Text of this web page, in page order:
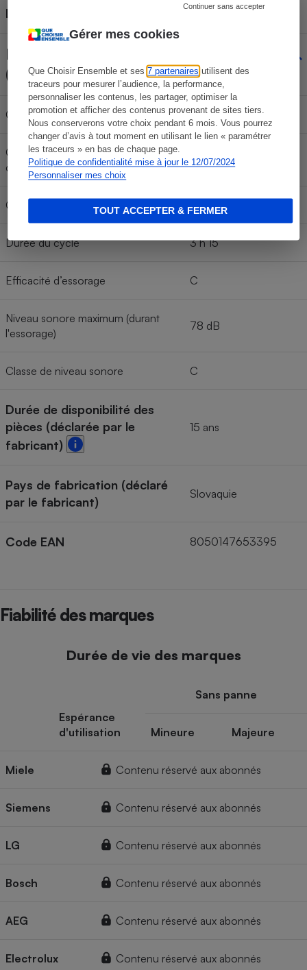
Gérer mes cookies
Que Choisir Ensemble et ses7 partenaires utilisent des
traceurs pour mesurer l’audience, la performance,
personnaliser les contenus, les partager, optimiser la
promotion et afficher des contenus provenant de sites tiers.
Nous conserverons votre choix pendant 6 mois. Vous pourrez
changer d’avis à tout moment en utilisant le lien « paramétrer
les traceurs » en bas de chaque page.
Politique de confidentialité mise à jour le 12/07/2024
Personnaliser mes choix
Continuer sans accepter
TOUT ACCEPTER & FERMER
Lave-linge connecté Non
Étiquetage énergétique
(cycle Eco40-60)
Classe énergétique C
Consommation électrique pour 100
cycles
56 Kwh/100 cycles
Consommation d’eau par cycle 43 l
Durée du cycle 3 h 15
Efficacité d’essorage C
Niveau sonore maximum (durant
l'essorage)
78 dB
Classe de niveau sonore C
Durée de disponibilité des
pièces (déclarée par le
fabricant)
15 ans
Pays de fabrication (déclaré
par le fabricant)
Slovaquie
Code EAN 8050147653395
Fiabilité des marques
Durée de vie des marques
Espérance
d'utilisation
Sans panne
Mineure Majeure
Miele Contenu réservé aux abonnés
Siemens Contenu réservé aux abonnés
LG Contenu réservé aux abonnés
Bosch Contenu réservé aux abonnés
AEG Contenu réservé aux abonnés
Electrolux Contenu réservé aux abonnés